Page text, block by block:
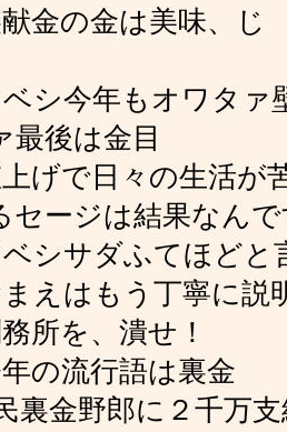
献金の金は美味、
ベシ今年もオワタ
最後は金目
げで日々の生活
セージは結果なん
ベシサダふてほど
えはもう丁寧に説
所を、潰せ！
の流行語は裏金
裏金野郎に２千万